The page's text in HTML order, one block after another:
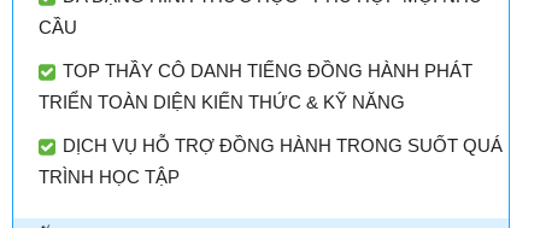
CẦU
TOP THẦY CÔ DANH TIẾNG ĐỒNG HÀNH PHÁT
TRIỂN TOÀN DIỆN KIẾN THỨC & KỸ NĂNG
DỊCH VỤ HỖ TRỢ ĐỒNG HÀNH TRONG SUỐT QUÁ
TRÌNH HỌC TẬP